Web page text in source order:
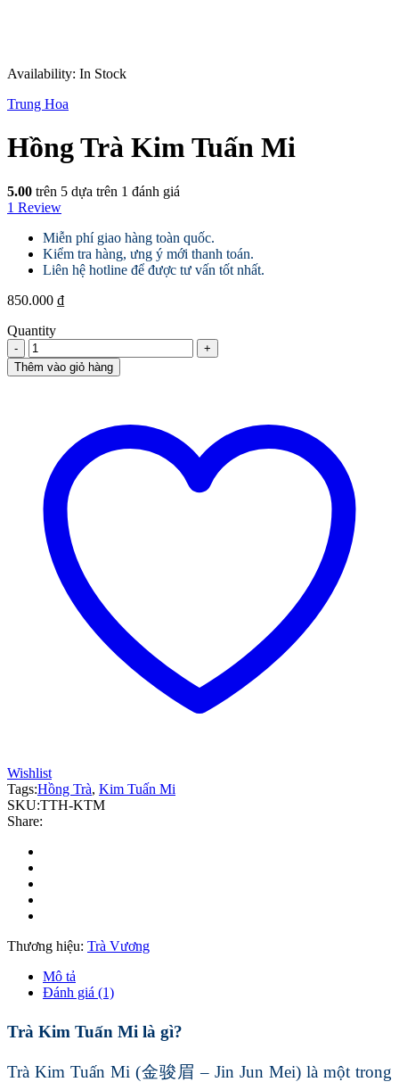
Availability: In Stock
Trung Hoa
Hồng Trà Kim Tuấn Mi
5.00 trên 5 dựa trên 1 đánh giá
1 Review
Miễn phí giao hàng toàn quốc.
Kiểm tra hàng, ưng ý mới thanh toán.
Liên hệ hotline để được tư vấn tốt nhất.
850.000 ₫
Quantity
Hồng
Trà
Kim
Thêm vào giỏ hàng
Wishlist
Tags:Hồng Trà, Kim Tuấn Mi
SKU:TTH-KTM
Share:
Thương hiệu: Trà Vương
Mô tả
Đánh giá (1)
Trà Kim Tuấn Mi là gì?
Trà Kim Tuấn Mi (金骏眉 – Jin Jun Mei) là một trong